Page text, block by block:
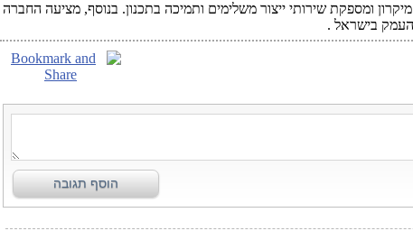
בגיאומטריות 1.0 עד 0.095 מיקרון ומספקת שירותי ייצור משלימים ותמיכה בתכנון. בנוסף, מציעה החברה